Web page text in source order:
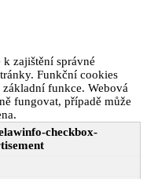
zajištění správné
Funkční cookies
funkce. Webová
fungovat, případě může
checkbox-